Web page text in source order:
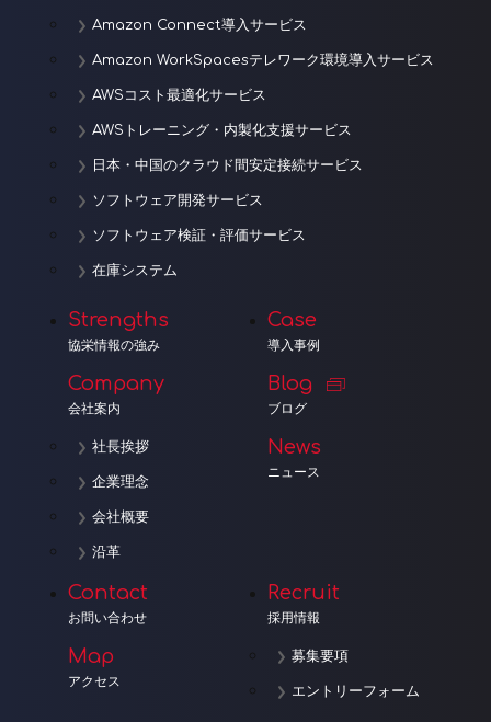
Amazon Connect導入サービス
Amazon WorkSpacesテレワーク環境導入サービス
AWSコスト最適化サービス
AWSトレーニング・内製化支援サービス
日本・中国のクラウド間安定接続サービス
ソフトウェア開発サービス
ソフトウェア検証・評価サービス
在庫システム
Strengths
協栄情報の強み
Company
会社案内
社長挨拶
企業理念
会社概要
沿革
Case
導入事例
Blog
ブログ
News
ニュース
Contact
お問い合わせ
Map
アクセス
Recruit
採用情報
募集要項
エントリーフォーム